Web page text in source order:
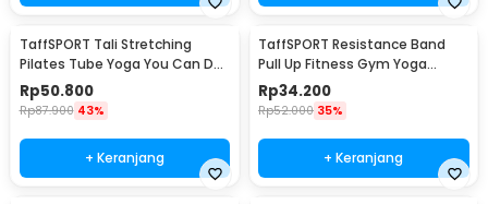
TaffSPORT Tali Stretching
Pilates Tube Yoga You Can Do
It 11 Set - R11
Rp50.800
Rp87.900 43%
+ Keranjang
TaffSPORT Resistance Band
Pull Up Fitness Gym Yoga
Pilates Latex Size L - Y66OR
Rp34.200
Rp52.000 35%
+ Keranjang